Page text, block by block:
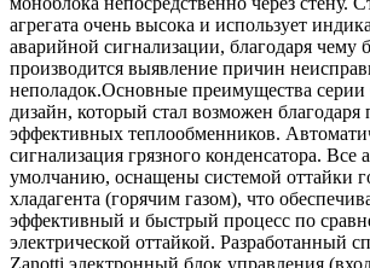
агрегата очень высока и использует
аварийной сигнализации, благодаря чему
производится выявление причин
неполадок.Основные преимущества
дизайн, который стал возможен
эффективных теплообменников.
сигнализация грязного конденсатора. Все
умолчанию, оснащены системой оттайки
хладагента (горячим газом), что
эффективный и быстрый процесс по
электрической оттайкой. Разработанный